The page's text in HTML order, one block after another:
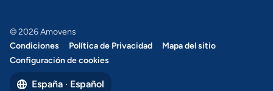
© 2026 Amovens
Condiciones
Política de Privacidad
Mapa del sitio
Configuración de cookies
España · Español